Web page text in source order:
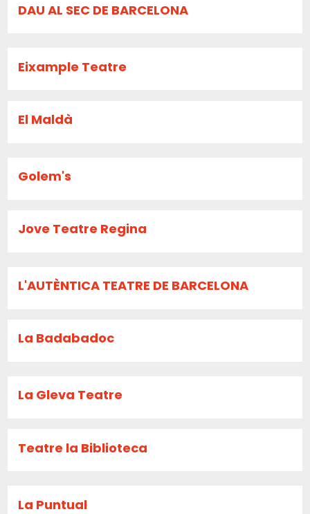
DAU AL SEC DE BARCELONA
Eixample Teatre
El Maldà
Golem's
Jove Teatre Regina
L'AUTÈNTICA TEATRE DE BARCELONA
La Badabadoc
La Gleva Teatre
Teatre la Biblioteca
La Puntual